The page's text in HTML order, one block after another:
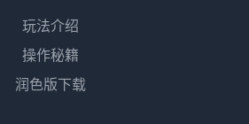
玩法介绍
操作秘籍
润色版下载